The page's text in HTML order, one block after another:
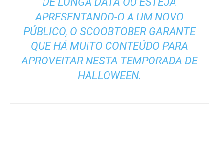
APRESENTANDO-O A UM NOVO
PÚBLICO, O SCOOBTOBER GARANTE
QUE HÁ MUITO CONTEÚDO PARA
APROVEITAR NESTA TEMPORADA DE
HALLOWEEN.